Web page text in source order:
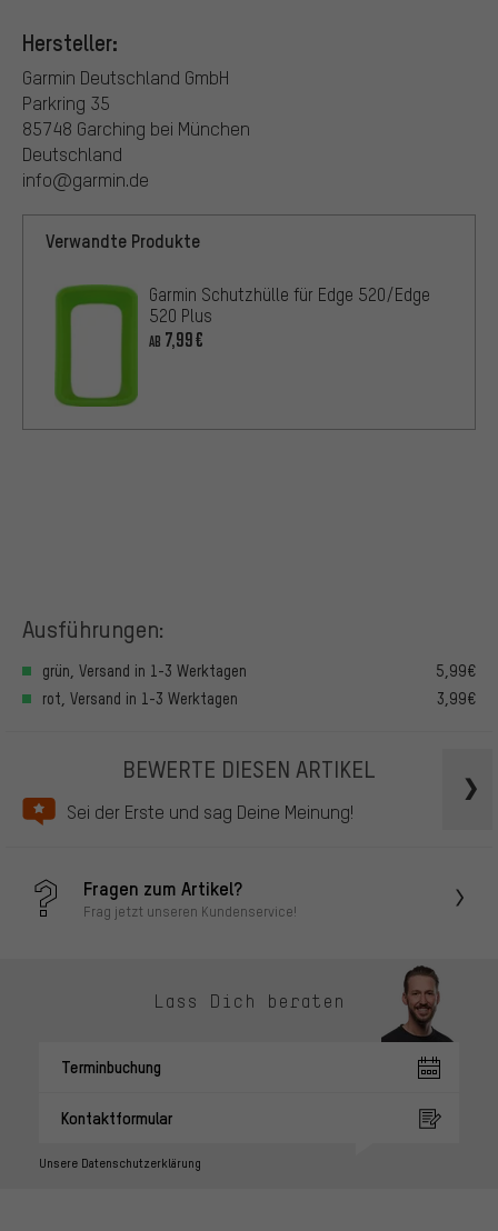
Hersteller:
Garmin Deutschland GmbH
Parkring 35
85748 Garching bei München
Deutschland
info@garmin.de
Verwandte Produkte
Garmin Schutzhülle für Edge 520/Edge
520 Plus
AB 7,99€
Ausführungen:
grün, Versand in 1-3 Werktagen
5,99€
rot, Versand in 1-3 Werktagen
3,99€
BEWERTE DIESEN ARTIKEL
Sei der Erste und sag Deine Meinung!
Fragen zum Artikel?
Frag jetzt unseren Kundenservice!
Lass Dich beraten
Terminbuchung
Kontaktformular
Unsere Datenschutzerklärung